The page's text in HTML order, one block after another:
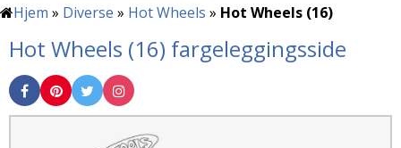
Hjem » Diverse » Hot Wheels » Hot Wheels (16)
Hot Wheels (16) fargeleggingsside